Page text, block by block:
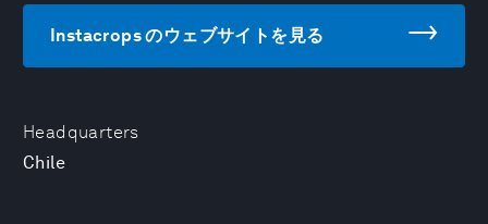
Headquarters
Chile
Instacrops のウェブサイトを見る